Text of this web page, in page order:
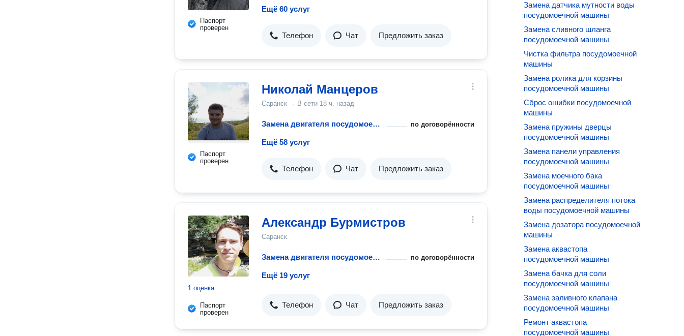
Паспорт
проверен
Ещё 60 услуг
Телефон Чат Предложить заказ
Паспорт
проверен
Николай Манцеров
Саранск · В сети 18 ч. назад
Замена двигателя посудомоечной машины по договорённости
Ещё 58 услуг
Телефон Чат Предложить заказ
1 оценка
Паспорт
проверен
Александр Бурмистров
Саранск
Замена двигателя посудомоечной машины по договорённости
Ещё 19 услуг
Телефон Чат Предложить заказ
Замена датчика мутности воды
посудомоечной машины
Замена сливного шланга
посудомоечной машины
Чистка фильтра посудомоечной
машины
Замена ролика для корзины
посудомоечной машины
Сброс ошибки посудомоечной
машины
Замена пружины дверцы
посудомоечной машины
Замена панели управления
посудомоечной машины
Замена моечного бака
посудомоечной машины
Замена распределителя потока
воды посудомоечной машины
Замена дозатора посудомоечной
машины
Замена аквастопа
посудомоечной машины
Замена бачка для соли
посудомоечной машины
Замена заливного клапана
посудомоечной машины
Ремонт аквастопа
посудомоечной машины